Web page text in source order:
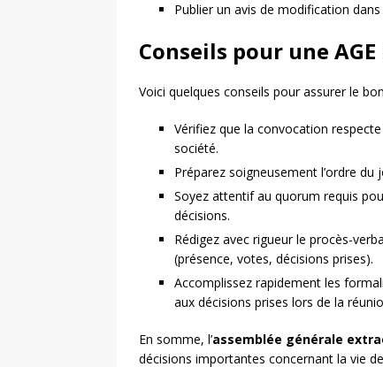
Publier un avis de modification
Conseils pour une
Voici quelques conseils pour assurer le
Vérifiez que la convocation
société.
Préparez soigneusement l’ordre du
Soyez attentif au quorum requis
décisions.
Rédigez avec rigueur le procès-
(présence, votes, décisions prises).
Accomplissez rapidement les
aux décisions prises lors de la
En somme, l’assemblée générale
décisions importantes concernant la vie